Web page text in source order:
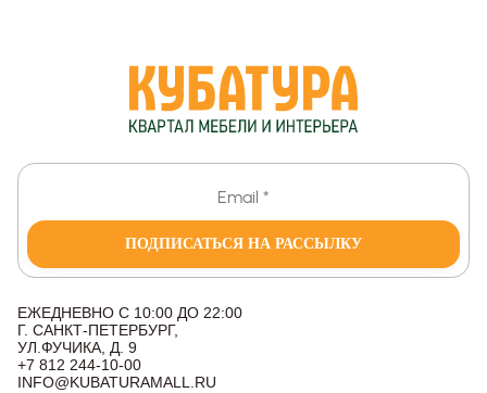
ПОДПИСАТЬСЯ НА РАССЫЛКУ
ЕЖЕДНЕВНО С 10:00 ДО 22:00
Г. САНКТ-ПЕТЕРБУРГ,
УЛ.ФУЧИКА, Д. 9
+7 812 244-10-00
INFO@KUBATURAMALL.RU